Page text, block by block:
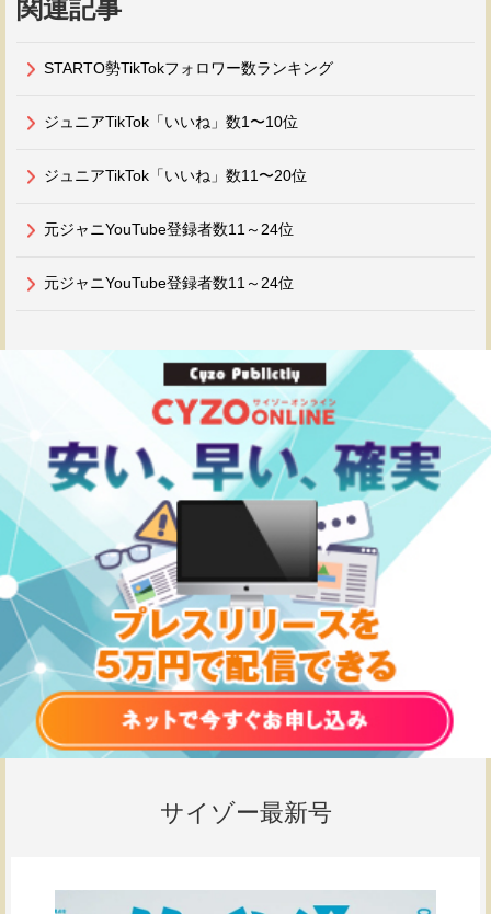
関連記事
STARTO勢TikTokフォロワー数ランキング
ジュニアTikTok「いいね」数1〜10位
ジュニアTikTok「いいね」数11〜20位
元ジャニYouTube登録者数11～24位
元ジャニYouTube登録者数11～24位
サイゾー最新号